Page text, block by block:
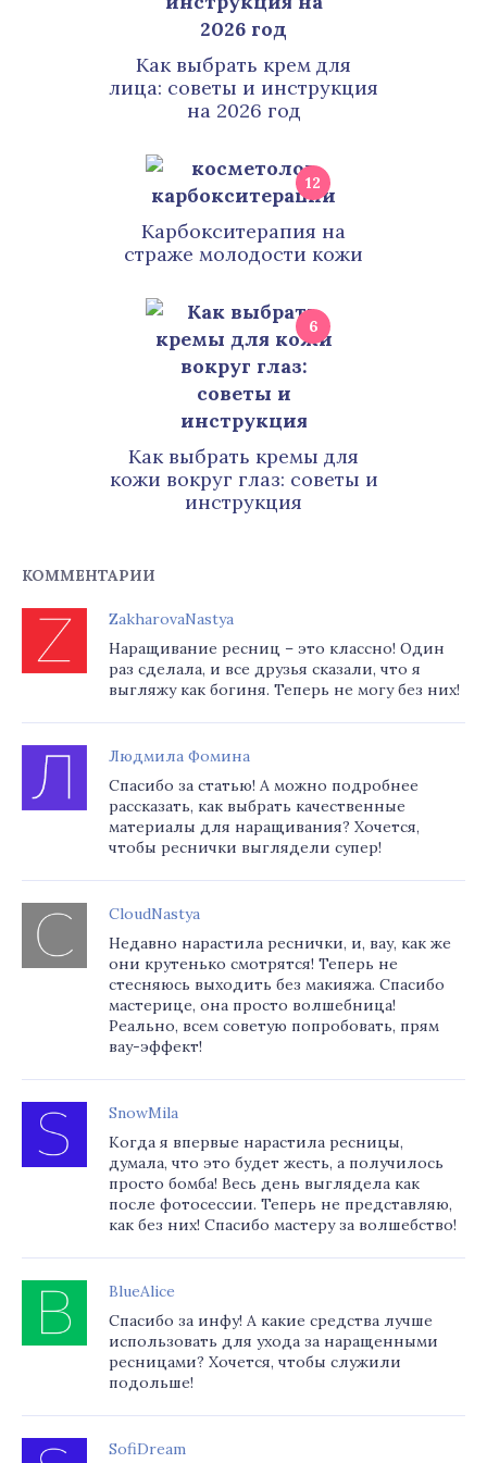
Как выбрать крем для
лица: советы и инструкция
на 2026 год
12
Карбокситерапия на
страже молодости кожи
6
Как выбрать кремы для
кожи вокруг глаз: советы и
инструкция
КОММЕНТАРИИ
ZakharovaNastya
Наращивание ресниц – это классно! Один
раз сделала, и все друзья сказали, что я
выгляжу как богиня. Теперь не могу без них!
Людмила Фомина
Спасибо за статью! А можно подробнее
рассказать, как выбрать качественные
материалы для наращивания? Хочется,
чтобы реснички выглядели супер!
CloudNastya
Недавно нарастила реснички, и, вау, как же
они крутенько смотрятся! Теперь не
стесняюсь выходить без макияжа. Спасибо
мастерице, она просто волшебница!
Реально, всем советую попробовать, прям
вау-эффект!
SnowMila
Когда я впервые нарастила ресницы,
думала, что это будет жесть, а получилось
просто бомба! Весь день выглядела как
после фотосессии. Теперь не представляю,
как без них! Спасибо мастеру за волшебство!
BlueAlice
Спасибо за инфу! А какие средства лучше
использовать для ухода за наращенными
ресницами? Хочется, чтобы служили
подольше!
SofiDream